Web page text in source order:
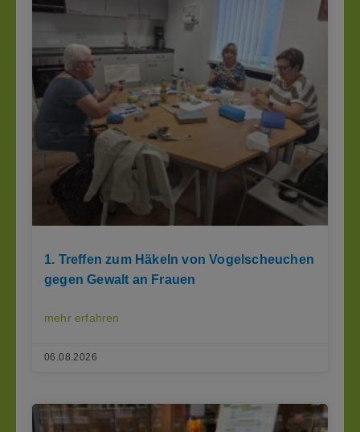
1. Treffen zum Häkeln von Vogelscheuchen
gegen Gewalt an Frauen
mehr erfahren
06.08.2026